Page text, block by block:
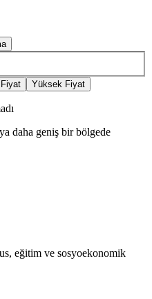
Yüksek Fiyat
daha geniş bir bölgede
eğitim ve sosyoekonomik